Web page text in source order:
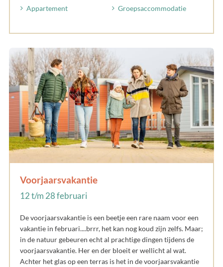
Appartement
Groepsaccommodatie
Voorjaarsvakantie
12 t/m 28 februari
De voorjaarsvakantie is een beetje een rare naam voor een
vakantie in februari....brrr, het kan nog koud zijn zelfs. Maar;
in de natuur gebeuren echt al prachtige dingen tijdens de
voorjaarsvakantie. Her en der bloeit er wellicht al wat.
Achter het glas op een terras is het in de voorjaarsvakantie